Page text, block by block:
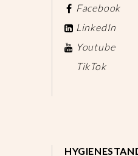
Facebook
LinkedIn
Youtube
TikTok